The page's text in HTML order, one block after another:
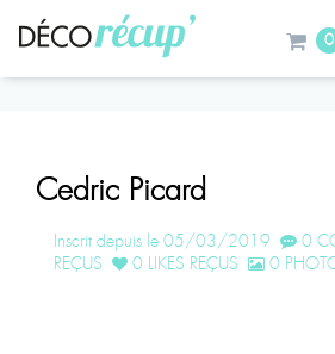
0
Cedric Picard
Inscrit depuis le 05/03/2019
0
REÇUS
0 LIKES REÇUS 0